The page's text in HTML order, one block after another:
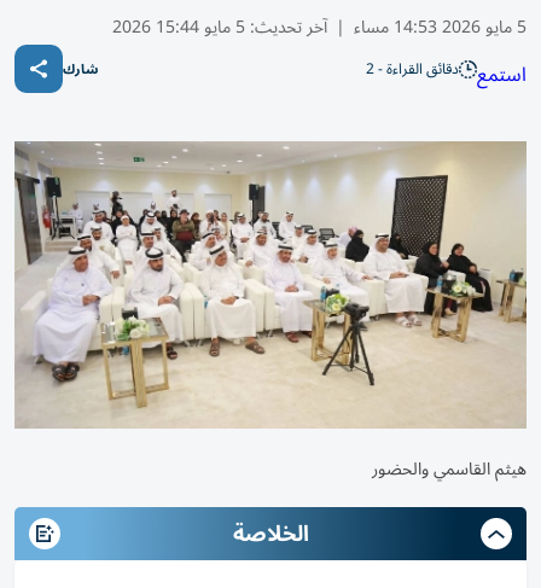
5 مايو 2026 14:53 مساء | آخر تحديث:5 مايو 15:44 2026
استمع دقائق القراءة - 2 شارك
هيثم القاسمي والحضور
الخلاصة